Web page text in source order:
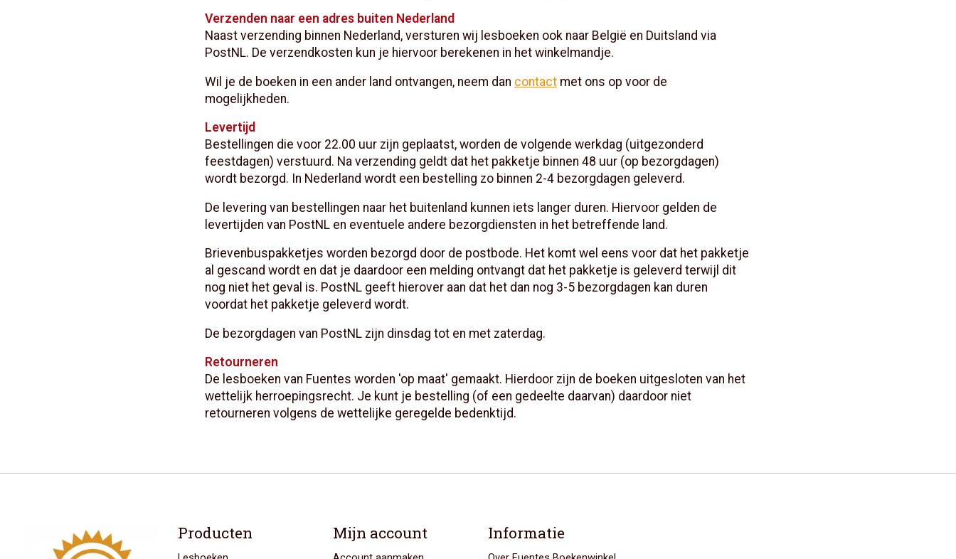
Verzenden naar een adres buiten Nederland
Naast verzending binnen Nederland, versturen wij lesboeken ook naar België en Duitsland via
PostNL. De verzendkosten kun je hiervoor berekenen in het winkelmandje.
Wil je de boeken in een ander land ontvangen, neem dan contact met ons op voor de
mogelijkheden.
Levertijd
Bestellingen die voor 22.00 uur zijn geplaatst, worden de volgende werkdag (uitgezonderd
feestdagen) verstuurd. Na verzending geldt dat het pakketje binnen 48 uur (op bezorgdagen)
wordt bezorgd. In Nederland wordt een bestelling zo binnen 2-4 bezorgdagen geleverd.
De levering van bestellingen naar het buitenland kunnen iets langer duren. Hiervoor gelden de
levertijden van PostNL en eventuele andere bezorgdiensten in het betreffende land.
Brievenbuspakketjes worden bezorgd door de postbode. Het komt wel eens voor dat het pakketje
al gescand wordt en dat je daardoor een melding ontvangt dat het pakketje is geleverd terwijl dit
nog niet het geval is. PostNL geeft hierover aan dat het dan nog 3-5 bezorgdagen kan duren
voordat het pakketje geleverd wordt.
De bezorgdagen van PostNL zijn dinsdag tot en met zaterdag.
Retourneren
De lesboeken van Fuentes worden 'op maat' gemaakt. Hierdoor zijn de boeken uitgesloten van het
wettelijk herroepingsrecht. Je kunt je bestelling (of een gedeelte daarvan) daardoor niet
retourneren volgens de wettelijke geregelde bedenktijd.
Producten Mijn account Informatie